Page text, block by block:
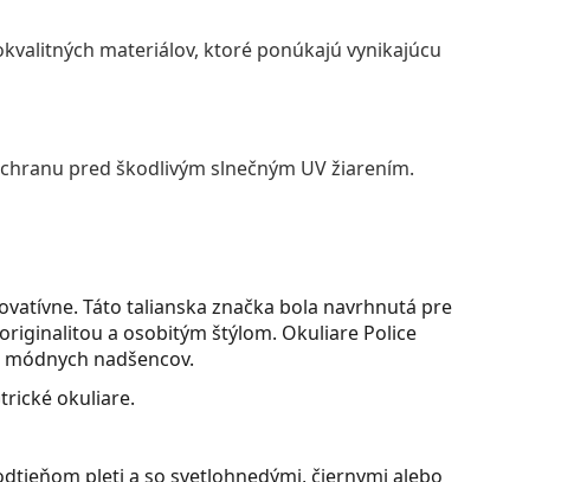
materiálov, ktoré ponúkajú vynikajúcu
pred škodlivým slnečným UV žiarením.
Táto talianska značka bola navrhnutá pre
a osobitým štýlom. Okuliare Police
nadšencov.
okuliare.
pleti a so svetlohnedými, čiernymi alebo